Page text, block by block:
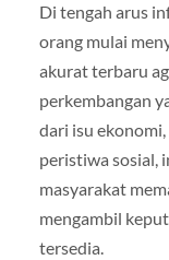
Di tengah arus
orang mulai
akurat terbaru
perkembangan
dari isu
peristiwa sosial,
masyarakat
mengambil
tersedia.